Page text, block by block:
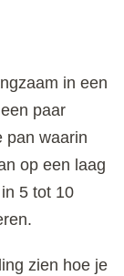
in een
paar
pan waarin
op een laag
5 tot 10
zien hoe je